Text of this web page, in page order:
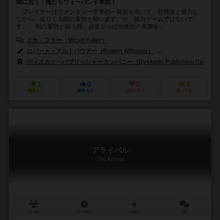
闇に抗う！俺たちウォーバンド軍団！
プレイヤーはファンタジー世界の一種族を率いて、他種族と協力し
ながら、迫りくる闇の軍勢と戦います。が、協力ゲームではないで
す。 闇の軍勢と戦う時、必要ならば他種族の軍隊を...
ミカ・フラー（Micah Fuller）
ロバート・アルトバウアー（Robert Altbauer）
ディスカミ・パブリッシャーカンパニー（Dyskami Publishing
1
興味あり
0
経験あり
0
お気に入り
1
持ってる
アライバル
The Arrival